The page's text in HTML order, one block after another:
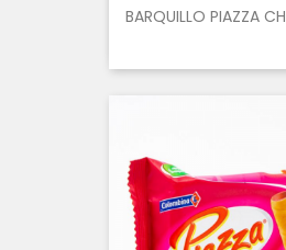
BARQUILLO PIAZZA